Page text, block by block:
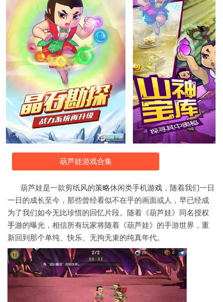
葫芦娃游戏合集
葫芦娃是一款剪纸风的策略休闲类手机游戏 ，随着我们一日
一日的成长至今，那些曾经看似不在乎的画面或人，早已经成
为了我们如今无比珍惜的回忆片段。随着《葫芦娃》同名授权
手游的曝光，相信所有玩家将随着《葫芦娃》的手游世界，重
新回到那个单纯、快乐、无拘无束的纯真年代。